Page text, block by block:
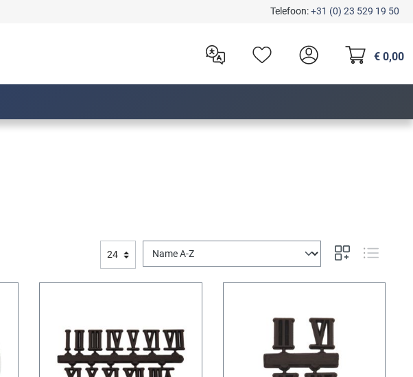
Telefoon:+31 (0) 23 529 19 50
€ 0,00